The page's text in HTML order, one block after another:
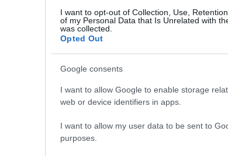
I want to opt-out of Collection, Use,
of my Personal Data that Is Unrelated with
was collected.
Opted Out
Google consents
I want to allow Google to enable storage
web or device identifiers in apps.
I want to allow my user data to be sent to
purposes.